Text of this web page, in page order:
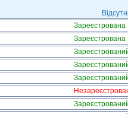
Зареєстрована
Зареєстрована